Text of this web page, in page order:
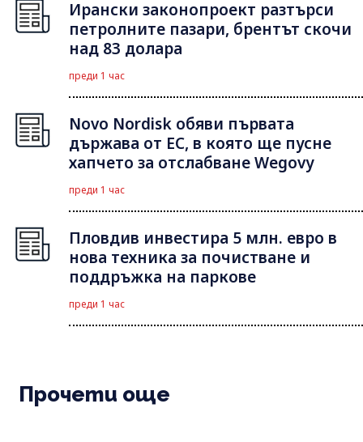
Ирански законопроект разтърси
петролните пазари, брентът скочи
над 83 долара
преди 1 час
Novo Nordisk обяви първата
държава от ЕС, в която ще пусне
хапчето за отслабване Wegovy
преди 1 час
Пловдив инвестира 5 млн. евро в
нова техника за почистване и
поддръжка на паркове
преди 1 час
Прочети още